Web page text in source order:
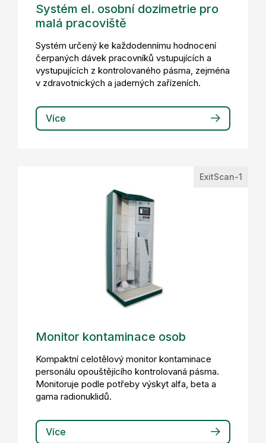
Systém el. osobní dozimetrie pro
malá pracoviště
Systém určený ke každodennímu hodnocení
čerpaných dávek pracovníků vstupujících a
vystupujících z kontrolovaného pásma, zejména
v zdravotnických a jaderných zařízeních.
Více
ExitScan-1
Monitor kontaminace osob
Kompaktní celotělový monitor kontaminace
personálu opouštějícího kontrolovaná pásma.
Monitoruje podle potřeby výskyt alfa, beta a
gama radionuklidů.
Více